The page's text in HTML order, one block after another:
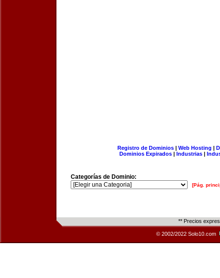
Registro de Dominios| Web Hosting |
Dominios Expirados | Industrias |
Categorías de Dominio:
[Pág.
** Precios
© 2002/2022 Solo10.com